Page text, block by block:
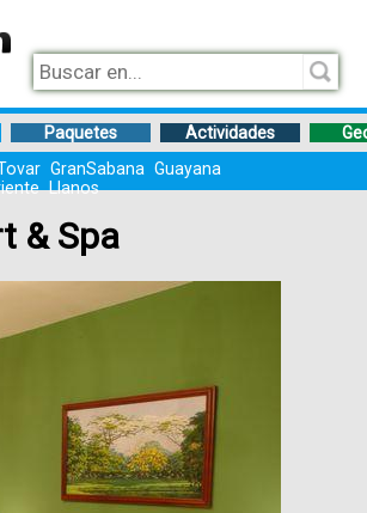
Paquetes Actividades
GranSabana Guayana
Llanos
& Spa